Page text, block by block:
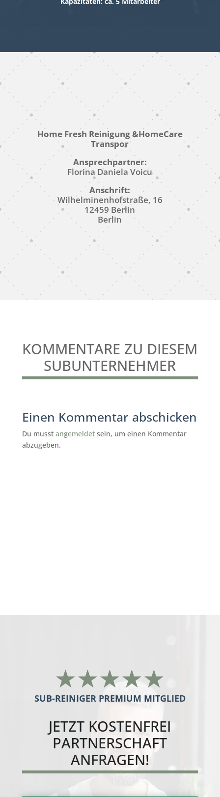
Home Fresh Reinigung &HomeCare
Transpor
Ansprechpartner:
Florina Daniela Voicu
Anschrift:
Wilhelminenhofstraße, 16
12459 Berlin
Berlin
KOMMENTARE ZU DIESEM
SUBUNTERNEHMER
Einen Kommentar abschicken
Du musst angemeldetsein, um einen Kommentar
abzugeben.
☆☆☆☆☆
SUB-REINIGER PREMIUM MITGLIED
JETZT KOSTENFREI
PARTNERSCHAFT
ANFRAGEN!